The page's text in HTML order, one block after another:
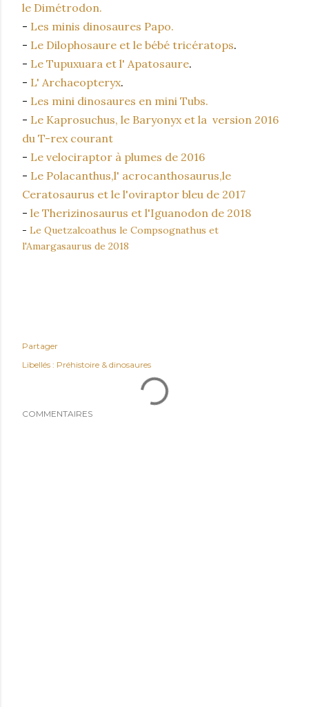
le Dimétrodon.
- Les minis dinosaures Papo.
- Le Dilophosaure et le bébé tricératops.
- Le Tupuxuara et l' Apatosaure.
- L' Archaeopteryx.
- Les mini dinosaures en mini Tubs.
- Le Kaprosuchus, le Baryonyx et la version 2016
du T-rex courant
- Le velociraptor à plumes de 2016
- Le Polacanthus,l' acrocanthosaurus,le
Ceratosaurus et le l'oviraptor bleu de 2017
- le Therizinosaurus et l'Iguanodon de 2018
- Le Quetzalcoathus le Compsognathus et
l'Amargasaurus de 2018
Partager
Libellés : Préhistoire & dinosaures
COMMENTAIRES